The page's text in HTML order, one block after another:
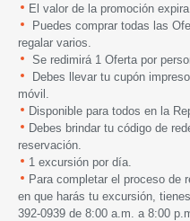
El valor de la promoción
Puedes comprar todas las
regalar varios.
Se redimirá 1 Oferta por
Debes llevar tu cupón
móvil.
Disponible para todos en la
Debes brindar tu código de
reservación.
1 excursión por día.
Para completar el proceso de
en que harás tu excursión,
392-0939 de 8:00 a.m. a 8:00